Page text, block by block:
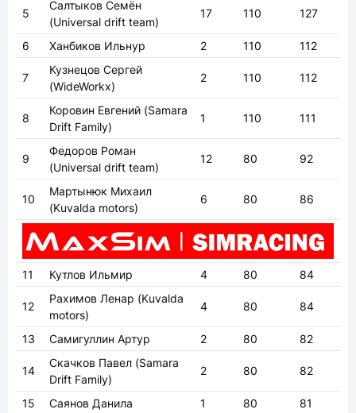
5
Салтыков Семён
(Universal drift team)
17 110 127
6 Ханбиков Ильнур 2 110 112
7
Кузнецов Сергей
(WideWorkx)
2 110 112
8
Коровин Евгений (Samara
Drift Family)
1 110 111
9
Федоров Роман
(Universal drift team)
12 80 92
10
Мартынюк Михаил
(Kuvalda motors)
6 80 86
11 Кутлов Ильмир 4 80 84
12
Рахимов Ленар (Kuvalda
motors)
4 80 84
13 Самигуллин Артур 2 80 82
14
Скачков Павел (Samara
Drift Family)
2 80 82
15 Саянов Данила 1 80
81